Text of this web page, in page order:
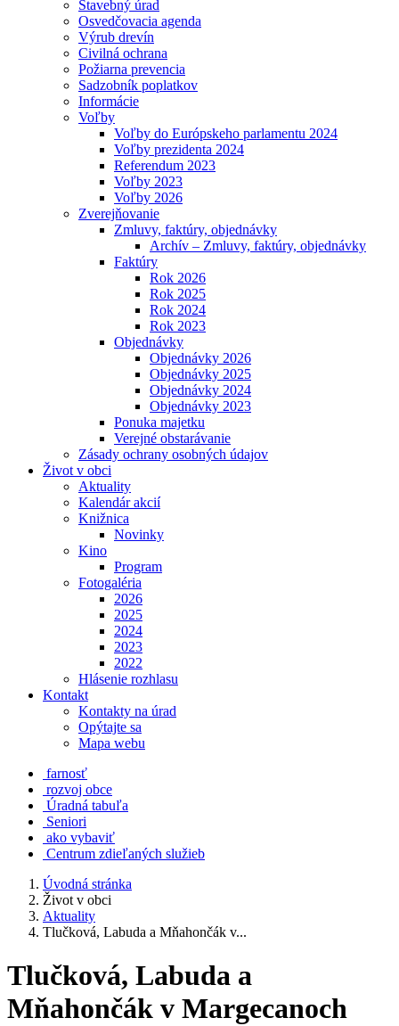
Stavebný úrad
Osvedčovacia agenda
Výrub drevín
Civilná ochrana
Požiarna prevencia
Sadzobník poplatkov
Informácie
Voľby
Voľby do Európskeho parlamentu 2024
Voľby prezidenta 2024
Referendum 2023
Voľby 2023
Voľby 2026
Zverejňovanie
Zmluvy, faktúry, objednávky
Archív – Zmluvy, faktúry, objednávky
Faktúry
Rok 2026
Rok 2025
Rok 2024
Rok 2023
Objednávky
Objednávky 2026
Objednávky 2025
Objednávky 2024
Objednávky 2023
Ponuka majetku
Verejné obstarávanie
Zásady ochrany osobných údajov
Život v obci
Aktuality
Kalendár akcií
Knižnica
Novinky
Kino
Program
Fotogaléria
2026
2025
2024
2023
2022
Hlásenie rozhlasu
Kontakt
Kontakty na úrad
Opýtajte sa
Mapa webu
farnosť
rozvoj obce
Úradná tabuľa
Seniori
ako vybaviť
Centrum zdieľaných služieb
Úvodná stránka
Život v obci
Aktuality
Tlučková, Labuda a Mňahončák v...
Tlučková, Labuda a
Mňahončák v Margecanoch